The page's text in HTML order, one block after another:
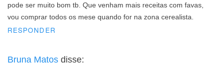
pode ser muito bom tb. Que venham mais receitas com favas,
vou comprar todos os mese quando for na zona cerealista.
RESPONDER
Bruna Matos disse: